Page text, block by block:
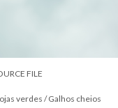
FILE
verdes / Galhos cheios